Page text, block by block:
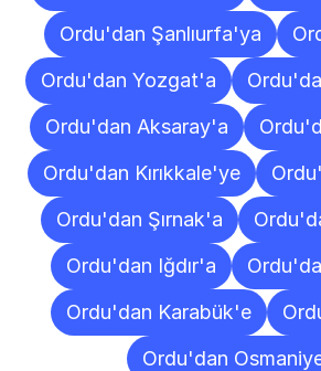
Ordu'dan Şanlıurfa'ya
Ordu'dan Yozgat'a
Ordu'dan Aksaray'a
Ordu'dan Kırıkkale'ye
Ordu'dan Şırnak'a
Ordu'dan Iğdır'a
Ordu'dan Karabük'e
Ordu'dan